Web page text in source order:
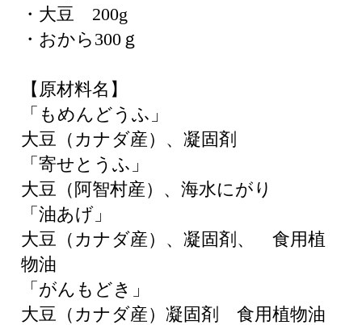
・大豆 200g
・おから300ｇ
【原材料名】
「もめんどうふ」
大豆（カナダ産）、凝固剤
「寄せとうふ」
大豆（阿智村産）、海水にがり
「油あげ」
大豆（カナダ産）、凝固剤、 食用植
物油
「がんもどき」
大豆（カナダ産）凝固剤 食用植物油